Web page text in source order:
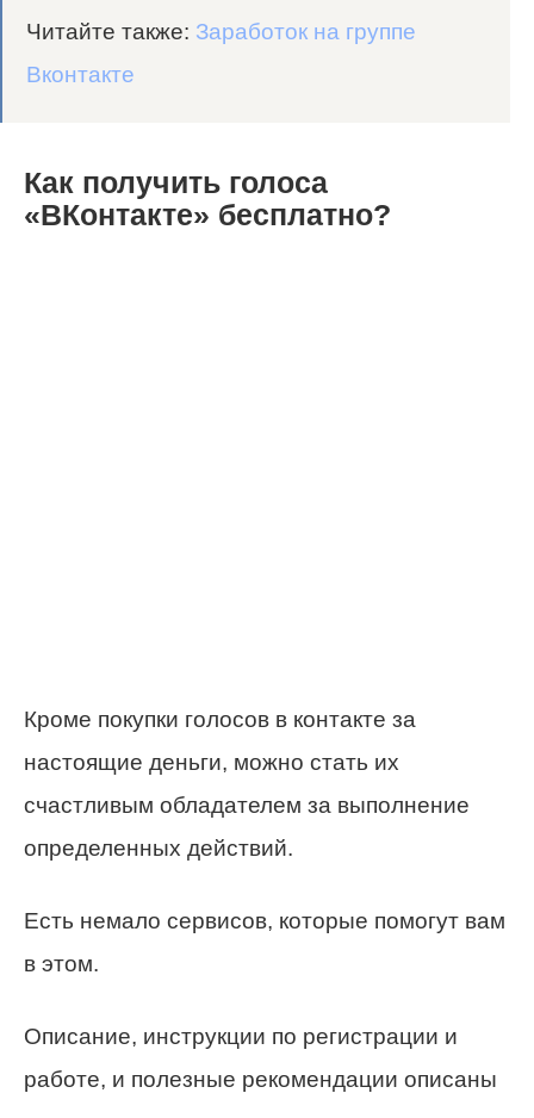
Читайте также: Заработок на группе
Вконтакте
Как получить голоса
«ВКонтакте» бесплатно?
Кроме покупки голосов в контакте за
настоящие деньги, можно стать их
счастливым обладателем за выполнение
определенных действий.
Есть немало сервисов, которые помогут вам
в этом.
Описание, инструкции по регистрации и
работе, и полезные рекомендации описаны